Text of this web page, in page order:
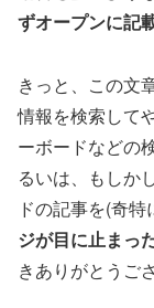
ずオープンに記
きっと、この文
情報を検索して
ーボードなどの
るいは、もしか
ドの記事を(奇
ジが目に止まっ
きありがとうご